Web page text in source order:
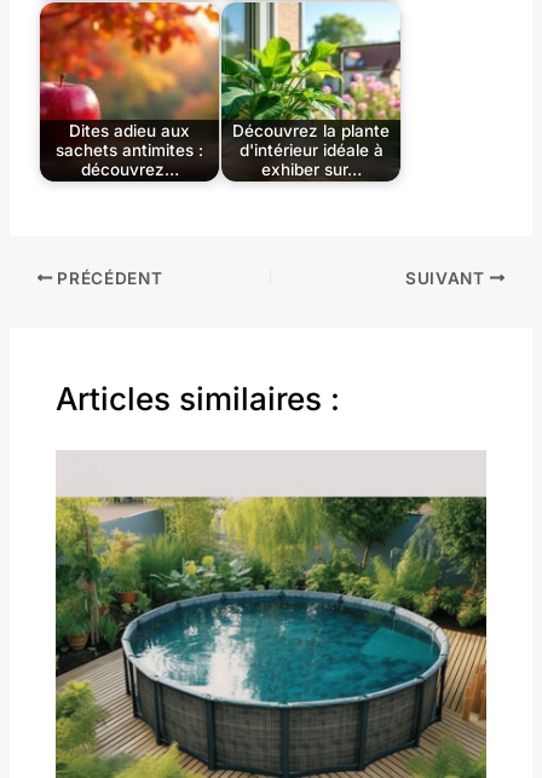
Dites adieu aux
sachets antimites :
découvrez…
Découvrez la plante
d'intérieur idéale à
exhiber sur…
PRÉCÉDENT SUIVANT
Articles similaires :